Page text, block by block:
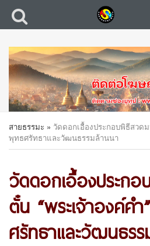
สายธรรมะ » วัดดอกเอื้องประกอบพิธีสวด
พุทธศรัทธาและวัฒนธรรมล้านนา
วัดดอกเอื้องประก
ตั๋น “พระเจ้าองค์ค
ศรัทธาและวัฒนธร